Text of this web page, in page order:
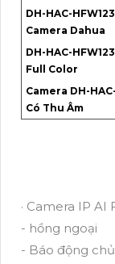
DH-HAC-
Camera Dahua
DH-HAC-
Full Color
Camera DH-
Có Thu Âm
· Camera IP AI
- hồng ngoại
- Báo động chủ